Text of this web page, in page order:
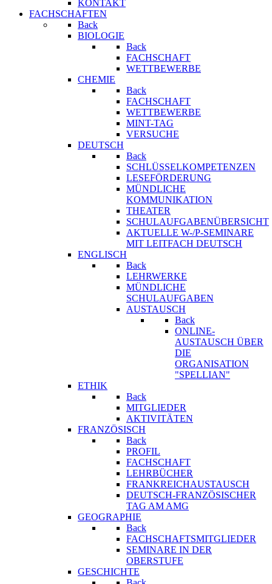
KONTAKT
FACHSCHAFTEN
Back
BIOLOGIE
Back
FACHSCHAFT
WETTBEWERBE
CHEMIE
Back
FACHSCHAFT
WETTBEWERBE
MINT-TAG
VERSUCHE
DEUTSCH
Back
SCHLÜSSELKOMPETENZEN
LESEFÖRDERUNG
MÜNDLICHE
KOMMUNIKATION
THEATER
SCHULAUFGABENÜBERSICHT
AKTUELLE W-/P-SEMINARE
MIT LEITFACH DEUTSCH
ENGLISCH
Back
LEHRWERKE
MÜNDLICHE
SCHULAUFGABEN
AUSTAUSCH
Back
ONLINE-
AUSTAUSCH ÜBER
DIE
ORGANISATION
"SPELLIAN"
ETHIK
Back
MITGLIEDER
AKTIVITÄTEN
FRANZÖSISCH
Back
PROFIL
FACHSCHAFT
LEHRBÜCHER
FRANKREICHAUSTAUSCH
DEUTSCH-FRANZÖSISCHER
TAG AM AMG
GEOGRAPHIE
Back
FACHSCHAFTSMITGLIEDER
SEMINARE IN DER
OBERSTUFE
GESCHICHTE